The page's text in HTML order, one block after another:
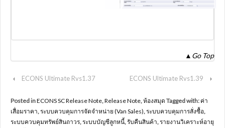
▲ Go Top
‹ ECONS Ultimate Rvs1.37 ECONS Ultimate Rvs1.39 ›
Posted inECONS SC Release Note,Release Note,ห้องสมุด Tagged with: ค่า
เสื่อมราคา,ระบบควบคุมการจัดจำหน่าย (Van Sales),ระบบควบคุมการสั่งซื้อ,
ระบบควบคุมทรัพย์สินถาวร,ระบบบัญชีลูกหนี้,รับคืนสินค้า,รายงานวิเคราะห์อายุ